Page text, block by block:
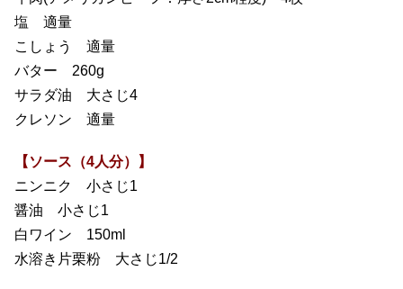
塩 適量
こしょう 適量
バター 260g
サラダ油 大さじ4
クレソン 適量
【ソース（4人分）】
ニンニク 小さじ1
醤油 小さじ1
白ワイン 150ml
水溶き片栗粉 大さじ1/2